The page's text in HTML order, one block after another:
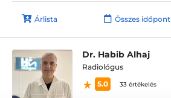
Árlista Összes időpont
Dr. Habib Alhaj
Radiológus
5.0
33 értékelés